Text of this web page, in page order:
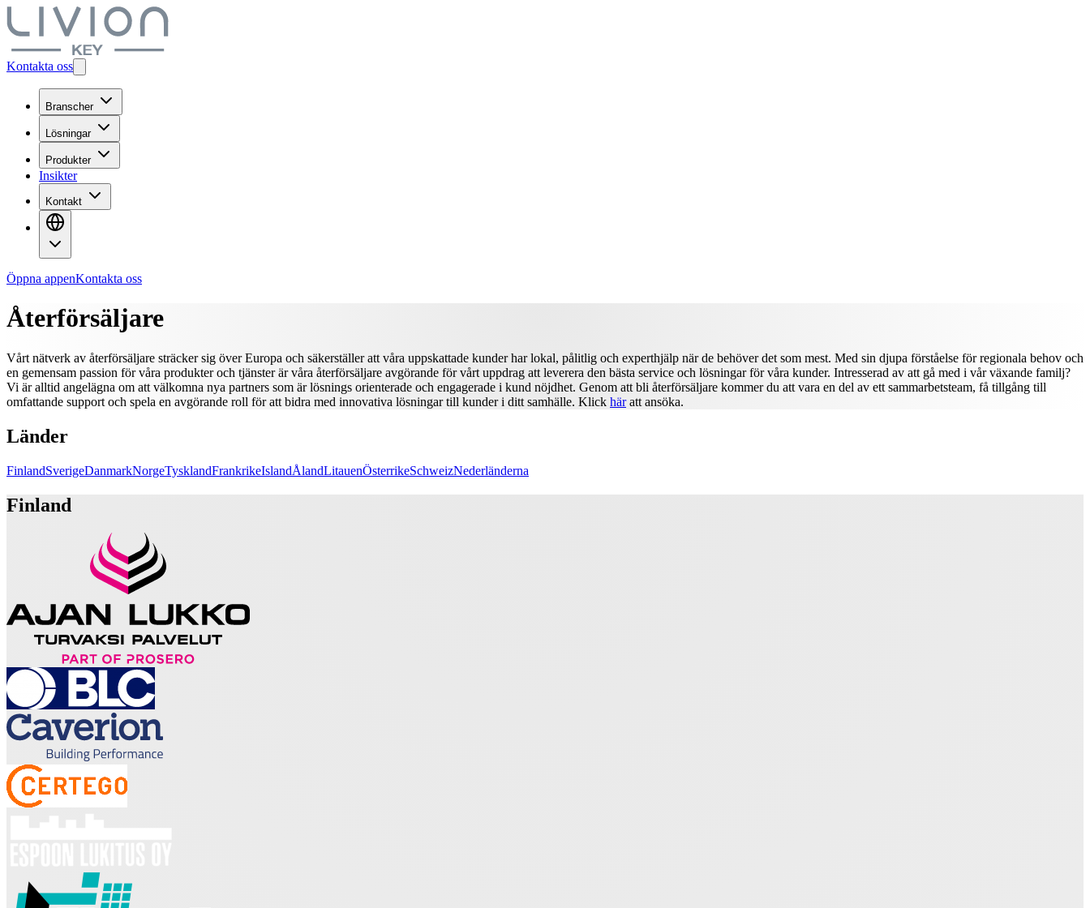
Kontakta oss
Branscher
Lösningar
Produkter
Insikter
Kontakt
Öppna appenKontakta oss
Återförsäljare
Vårt nätverk av återförsäljare sträcker sig över Europa och säkerställer att våra uppskattade kunder har lokal, pålitlig och experthjälp när de behöver det som mest. Med sin djupa förståelse för regionala behov och
en gemensam passion för våra produkter och tjänster är våra återförsäljare avgörande för vårt uppdrag att leverera den bästa service och lösningar för våra kunder. Intresserad av att gå med i vår växande familj?
Vi är alltid angelägna om att välkomna nya partners som är lösnings orienterade och engagerade i kund nöjdhet. Genom att bli återförsäljare kommer du att vara en del av ett sammarbetsteam, få tillgång till
omfattande support och spela en avgörande roll för att bidra med innovativa lösningar till kunder i ditt samhälle. Klick häratt ansöka.
Länder
FinlandSverigeDanmarkNorgeTysklandFrankrikeIslandÅlandLitauenÖsterrikeSchweizNederländerna
Finland